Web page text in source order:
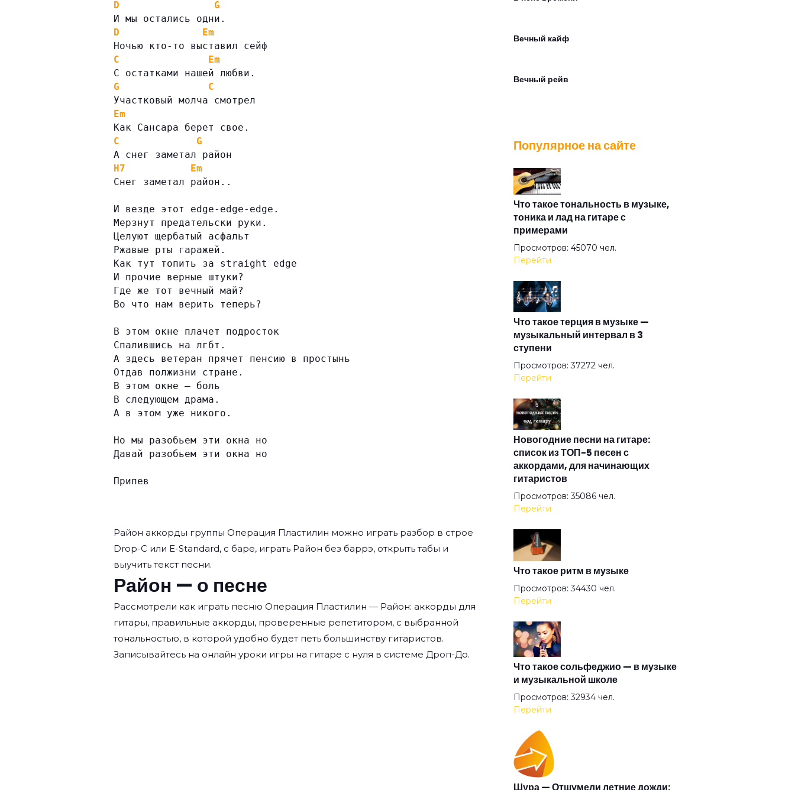
D
G
И мы остались одни.
D
Em
Ночью кто-то выставил сейф
C
Em
С остатками нашей любви.
G
C
Участковый молча смотрел
Em
Как Сансара берет свое.
C
G
А снег заметал район
H7
Em
Снег заметал район..
И везде этот edge-edge-edge.
Мерзнут предательски руки.
Целуют щербатый асфальт
Ржавые рты гаражей.
Как тут топить за straight edge
И прочие верные штуки?
Где же тот вечный май?
Во что нам верить теперь?
В этом окне плачет подросток
Спалившись на лгбт.
А здесь ветеран прячет пенсию в простынь
Отдав полжизни стране.
В этом окне – боль
В следующем драма.
А в этом уже никого.
Но мы разобьем эти окна но
Давай разобьем эти окна но
Припев
Район аккорды группы Операция Пластилин можно играть разбор в строе
Drop-C или E-Standard, с баре, играть Район без баррэ, открыть табы и
выучить текст песни.
Район — о песне
Рассмотрели как играть песню Операция Пластилин — Район: аккорды для
гитары, правильные аккорды, проверенные репетитором, с выбранной
тональностью, в которой удобно будет петь большинству гитаристов.
Записывайтесь на онлайн уроки игры на гитаре с нуля в системе Дроп-До.
Вечный кайф
Вечный рейв
Все будет
Все мечты наши сбудутся этим летом
Все остальное только дым
Все уже в нас
Вселенная прощается с нами
Выше флаги
Гимн левитации
Гопник Коля
Город
Дети улиц мутят движ
Джас
Джесси и Джейн
Дом на дереве
Популярное на сайте
Что такое тональность в музыке,
тоника и лад на гитаре с
примерами
Просмотров: 45070 чел.
Перейти
Что такое терция в музыке —
музыкальный интервал в 3
ступени
Просмотров: 37272 чел.
Перейти
Новогодние песни на гитаре:
список из ТОП-5 песен с
аккордами, для начинающих
гитаристов
Просмотров: 35086 чел.
Перейти
Что такое ритм в музыке
Просмотров: 34430 чел.
Перейти
Что такое сольфеджио — в музыке
и музыкальной школе
Просмотров: 32934 чел.
Перейти
Шура — Отшумели летние дожди: